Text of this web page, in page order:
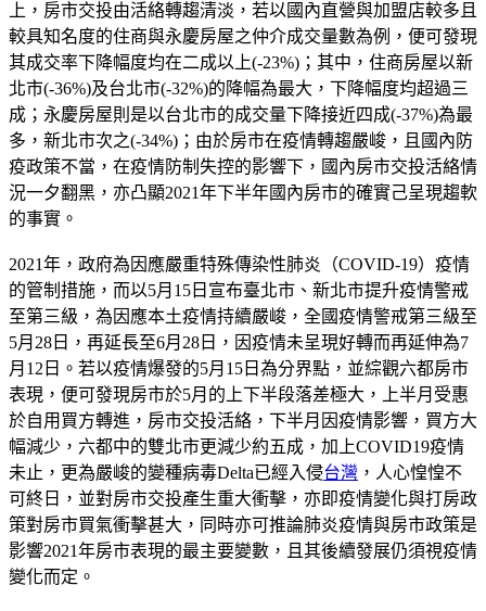
上，房市交投由活絡轉趨清淡，若以國內直營與加盟店較多且
較具知名度的住商與永慶房屋之仲介成交量數為例，便可發現
其成交率下降幅度均在二成以上(-23%)；其中，住商房屋以新
北市(-36%)及台北市(-32%)的降幅為最大，下降幅度均超過三
成；永慶房屋則是以台北市的成交量下降接近四成(-37%)為最
多，新北市次之(-34%)；由於房市在疫情轉趨嚴峻，且國內防
疫政策不當，在疫情防制失控的影響下，國內房市交投活絡情
況一夕翻黑，亦凸顯2021年下半年國內房市的確實己呈現趨軟
的事實。
2021年，政府為因應嚴重特殊傳染性肺炎（COVID-19）疫情
的管制措施，而以5月15日宣布臺北市、新北市提升疫情警戒
至第三級，為因應本土疫情持續嚴峻，全國疫情警戒第三級至
5月28日，再延長至6月28日，因疫情未呈現好轉而再延伸為7
月12日。若以疫情爆發的5月15日為分界點，並綜觀六都房市
表現，便可發現房市於5月的上下半段落差極大，上半月受惠
於自用買方轉進，房市交投活絡，下半月因疫情影響，買方大
幅減少，六都中的雙北市更減少約五成，加上COVID19疫情
未止，更為嚴峻的變種病毒Delta已經入侵台灣 ，人心惶惶不
可終日，並對房市交投產生重大衝擊，亦即疫情變化與打房政
策對房市買氣衝擊甚大，同時亦可推論肺炎疫情與房市政策是
影響2021年房市表現的最主要變數，且其後續發展仍須視疫情
變化而定。